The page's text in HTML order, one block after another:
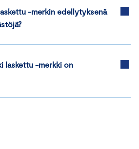
-merkin edellytyksenä
laskettu -merkki on